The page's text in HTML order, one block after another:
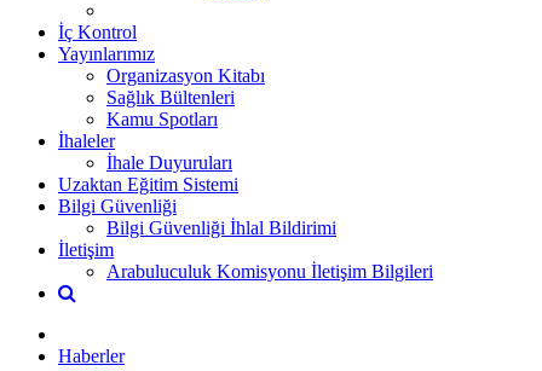
İç Kontrol
Yayınlarımız
Organizasyon Kitabı
Sağlık Bültenleri
Kamu Spotları
İhaleler
İhale Duyuruları
Uzaktan Eğitim Sistemi
Bilgi Güvenliği
Bilgi Güvenliği İhlal Bildirimi
İletişim
Arabuluculuk Komisyonu İletişim Bilgileri
Haberler